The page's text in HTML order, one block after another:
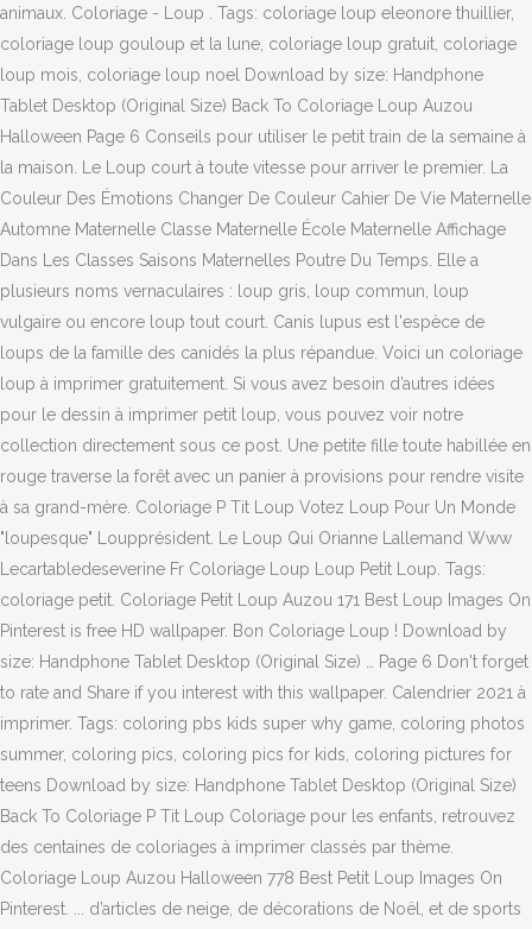
animaux. Coloriage - Loup . Tags: coloriage loup eleonore thuillier,
coloriage loup gouloup et la lune, coloriage loup gratuit, coloriage
loup mois, coloriage loup noel Download by size: Handphone
Tablet Desktop (Original Size) Back To Coloriage Loup Auzou
Halloween Page 6 Conseils pour utiliser le petit train de la semaine à
la maison. Le Loup court à toute vitesse pour arriver le premier. La
Couleur Des Émotions Changer De Couleur Cahier De Vie Maternelle
Automne Maternelle Classe Maternelle École Maternelle Affichage
Dans Les Classes Saisons Maternelles Poutre Du Temps. Elle a
plusieurs noms vernaculaires : loup gris, loup commun, loup
vulgaire ou encore loup tout court. Canis lupus est l'espèce de
loups de la famille des canidés la plus répandue. Voici un coloriage
loup à imprimer gratuitement. Si vous avez besoin d’autres idées
pour le dessin à imprimer petit loup, vous pouvez voir notre
collection directement sous ce post. Une petite fille toute habillée en
rouge traverse la forêt avec un panier à provisions pour rendre visite
à sa grand-mère. Coloriage P Tit Loup Votez Loup Pour Un Monde
"loupesque" Loupprésident. Le Loup Qui Orianne Lallemand Www
Lecartabledeseverine Fr Coloriage Loup Loup Petit Loup. Tags:
coloriage petit. Coloriage Petit Loup Auzou 171 Best Loup Images On
Pinterest is free HD wallpaper. Bon Coloriage Loup ! Download by
size: Handphone Tablet Desktop (Original Size) … Page 6 Don't forget
to rate and Share if you interest with this wallpaper. Calendrier 2021 à
imprimer. Tags: coloring pbs kids super why game, coloring photos
summer, coloring pics, coloring pics for kids, coloring pictures for
teens Download by size: Handphone Tablet Desktop (Original Size)
Back To Coloriage P Tit Loup Coloriage pour les enfants, retrouvez
des centaines de coloriages à imprimer classés par thème.
Coloriage Loup Auzou Halloween 778 Best Petit Loup Images On
Pinterest. ... d’articles de neige, de décorations de Noël, et de sports